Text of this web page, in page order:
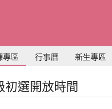
專區 行事曆 新生專區
初選開放時間